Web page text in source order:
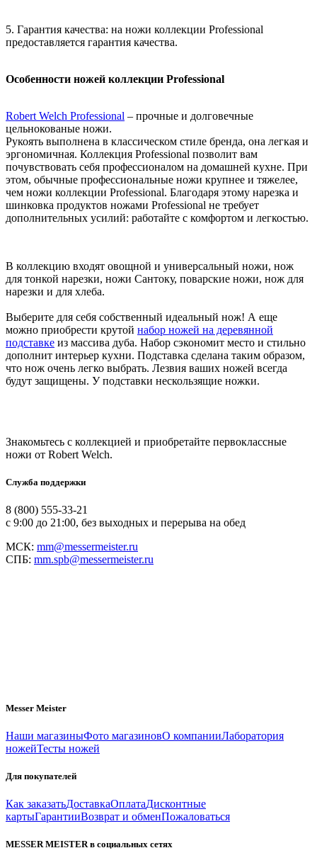
5. Гарантия качества: на ножи коллекции Professional
предоставляется гарантия качества.
Особенности ножей коллекции Professional
Robert Welch Professional – прочные и долговечные
цельнокованые ножи.
Рукоять выполнена в классическом стиле бренда, она легкая и
эргономичная. Коллекция Professional позволит вам
почувствовать себя профессионалом на домашней кухне. При
этом, обычные профессиональные ножи крупнее и тяжелее,
чем ножи коллекции Professional. Благодаря этому нарезка и
шинковка продуктов ножами Professional не требует
дополнительных усилий: работайте с комфортом и легкостью.
В коллекцию входят овощной и универсальный ножи, нож
для тонкой нарезки, ножи Сантоку, поварские ножи, нож для
нарезки и для хлеба.
Выберите для себя собственный идеальный нож! А еще
можно приобрести крутой набор ножей на деревянной
подставке из массива дуба. Набор сэкономит место и стильно
дополнит интерьер кухни. Подставка сделана таким образом,
что нож очень легко выбрать. Лезвия ваших ножей всегда
будут защищены. У подставки нескользящие ножки.
Знакомьтесь с коллекцией и приобретайте первоклассные
ножи от Robert Welch.
Служба поддержки
8 (800) 555-33-21
с 9:00 до 21:00, без выходных и перерыва на обед
МСК: mm@messermeister.ru
СПБ: mm.spb@messermeister.ru
Messer Meister
Наши магазиныФото магазиновО компанииЛаборатория
ножейТесты ножей
Для покупателей
Как заказатьДоставкаОплатаДисконтные
картыГарантииВозврат и обменПожаловаться
MESSER MEISTER в социальных сетях